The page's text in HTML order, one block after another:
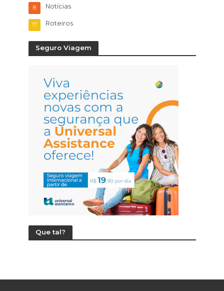
Notícias
8
Roteiros
17
Seguro Viagem
Que tal?